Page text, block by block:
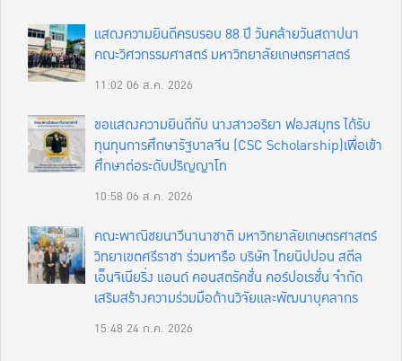
แสดงความยินดีครบรอบ 88 ปี วันคล้ายวันสถาปนา
คณะวิศวกรรมศาสตร์ มหาวิทยาลัยเกษตรศาสตร์
11:02 06 ส.ค. 2026
ขอแสดงความยินดีกับ นางสาวอริยา ฟองสมุทร ได้รับ
ทุนทุนการศึกษารัฐบาลจีน (CSC Scholarship)เพื่อเข้า
ศึกษาต่อระดับปริญญาโท
10:58 06 ส.ค. 2026
คณะพาณิชยนาวีนานาชาติ มหาวิทยาลัยเกษตรศาสตร์
วิทยาเขตศรีราชา ร่วมหารือ บริษัท ไทยนิปปอน สตีล
เอ็นจิเนียริ่ง แอนด์ คอนสตรัคชั่น คอร์ปอเรชั่น จำกัด
เสริมสร้างความร่วมมือด้านวิจัยและพัฒนาบุคลากร
15:48 24 ก.ค. 2026